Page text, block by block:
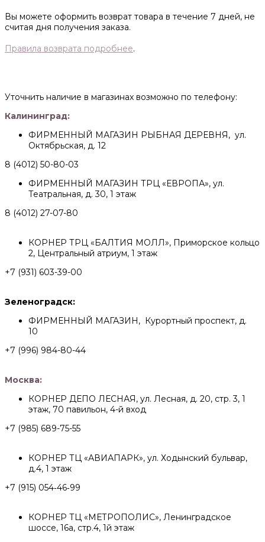
Вы можете оформить возврат товара в течение 7 дней, не
считая дня получения заказа.
Правила возврата подробнее.
Уточнить наличие в магазинах возможно по телефону:
Калининград:
ФИРМЕННЫЙ МАГАЗИН РЫБНАЯ ДЕРЕВНЯ, ул.
Октябрьская, д. 12
8 (4012) 50-80-03
ФИРМЕННЫЙ МАГАЗИН ТРЦ «ЕВРОПА», ул.
Театральная, д. 30, 1 этаж
8 (4012) 27-07-80
КОРНЕР ТРЦ «БАЛТИЯ МОЛЛ», Приморское кольцо
2, Центральный атриум, 1 этаж
+7 (931) 603-39-00
Зеленоградск:
ФИРМЕННЫЙ МАГАЗИН, Курортный проспект, д.
10
+7 (996) 984-80-44
Москва:
КОРНЕР ДЕПО ЛЕСНАЯ, ул. Лесная, д. 20, стр. 3, 1
этаж, 70 павильон, 4-й вход
+7 (985) 689-75-55
КОРНЕР ТЦ «АВИАПАРК», ул. Ходынский бульвар,
д.4, 1 этаж
+7 (915) 054‑46‑99
КОРНЕР ТЦ «МЕТРОПОЛИС», Ленинградское
шоссе, 16а, стр.4, 1й этаж